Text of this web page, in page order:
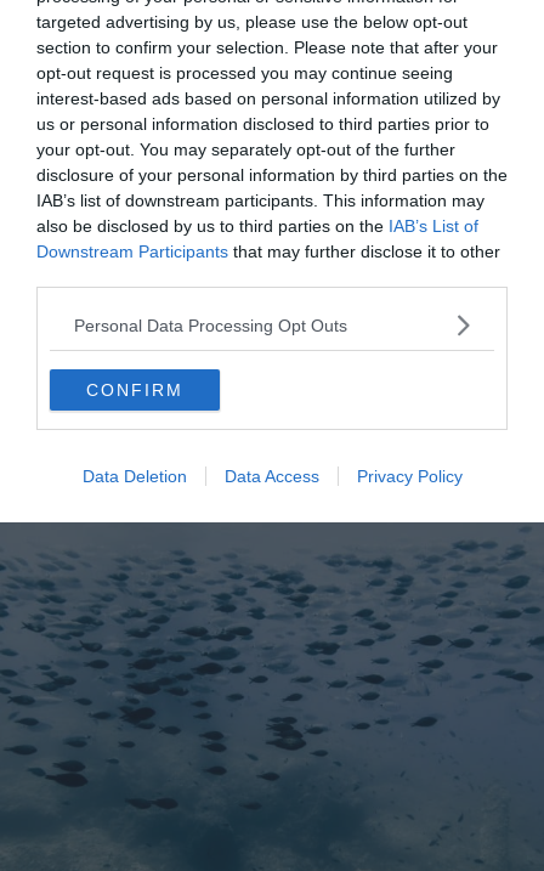
targeted advertising by us, please use the below opt-out
section to confirm your selection. Please note that after your
opt-out request is processed you may continue seeing
interest-based ads based on personal information utilized by
us or personal information disclosed to third parties prior to
your opt-out. You may separately opt-out of the further
disclosure of your personal information by third parties on the
IAB’s list of downstream participants. This information may
also be disclosed by us to third parties on the IAB’s List of
Downstream Participants that may further disclose it to other
Personal Data Processing Opt Outs
CONFIRM
Data Deletion Data Access Privacy Policy
perdre au milieu des vignes qui entourent Vrbnik. Plus de
100 hectares de champs permettent une récolte
fructueuse du raisin “Žlahtina”, qui se transforme en un
vin blanc sec particulièrement goûtu. Aussi, les
viticulteurs produisent un champagne et de l’eau de vie
à partir de ce même type de raisin. Visiter Krk, c’est ainsi
découvrir une production viticole authentique, dans un
village au mode de vie rural d’antan.
incontournable à faire à Krk : le village aurait la rue la plus
étroite du monde ! Elle s’appelle Klancic, et elle fait… 50
cm de largeur.
7. La plongée sous-marine